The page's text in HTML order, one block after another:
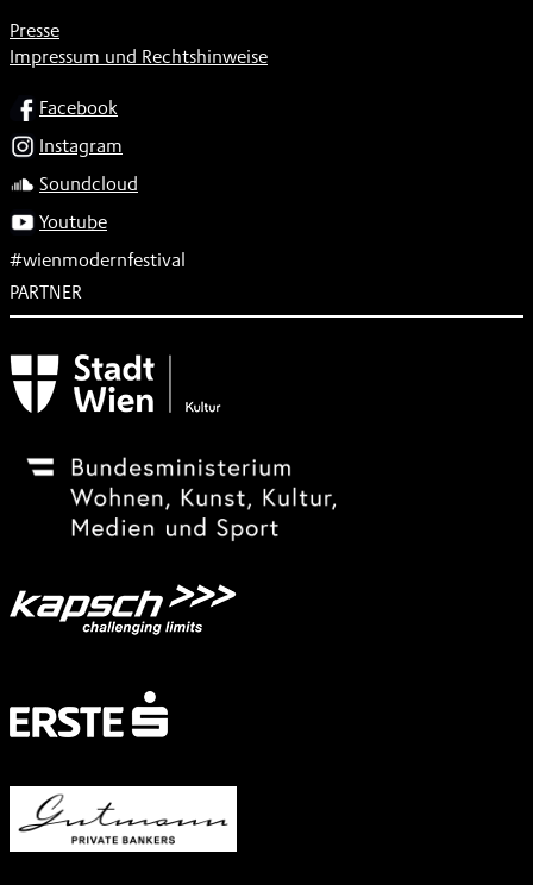
Presse
Impressum und Rechtshinweise
SOCIALFacebook
Instagram
Soundcloud
Youtube
#wienmodernfestival
PARTNER
Subventionsgeber